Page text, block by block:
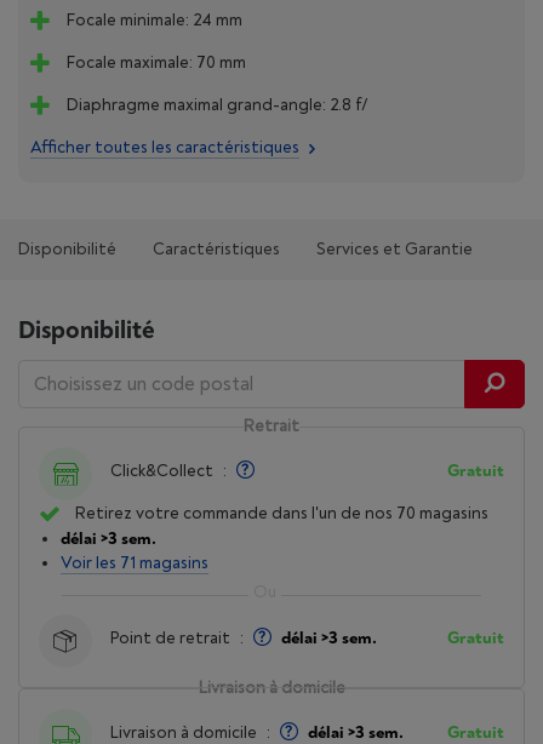
Focale minimale: 24 mm
Focale maximale: 70 mm
Diaphragme maximal grand-angle: 2.8 f/
Afficher toutes les caractéristiques
Disponibilité Caractéristiques Services et Garantie
Disponibilité
Livraison à domicile
Livraison à domicile : délai >3 sem. Gratuit
Retrait
Click&Collect : Gratuit
Retirez votre commande dans l'un de nos 70 magasins
délai >3 sem.
Voir les 71 magasins
Point de retrait : délai >3 sem. Gratuit